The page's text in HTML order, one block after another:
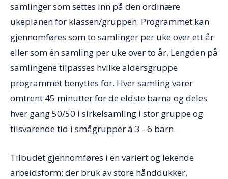
samlinger som settes inn på den ordinære
ukeplanen for klassen/gruppen. Programmet kan
gjennomføres som to samlinger per uke over ett år
eller som én samling per uke over to år. Lengden på
samlingene tilpasses hvilke aldersgruppe
programmet benyttes for. Hver samling varer
omtrent 45 minutter for de eldste barna og deles
hver gang 50/50 i sirkelsamling i stor gruppe og
tilsvarende tid i smågrupper á 3 - 6 barn.
Tilbudet gjennomføres i en variert og lekende
arbeidsform; der bruk av store hånddukker,